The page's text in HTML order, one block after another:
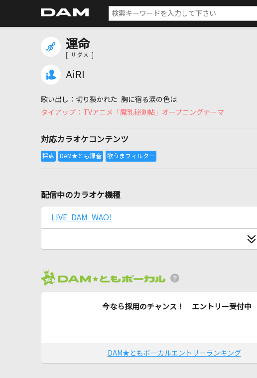
運命
[ サダメ ]
AiRI
切り裂かれた 胸に宿る涙の色は
TVアニメ「魔乳秘剣帖」オープニングテーマ
対応カラオケコンテンツ
配信中のカラオケ機種
LIVE DAM WAO!
今なら採用のチャンス！ エントリー受付中
DAM★ともボーカルエントリーランキング